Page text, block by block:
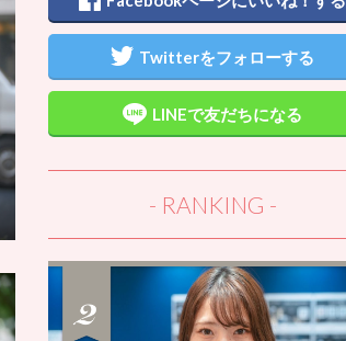
Twitterをフォローする
LINEで友だちになる
- RANKING -